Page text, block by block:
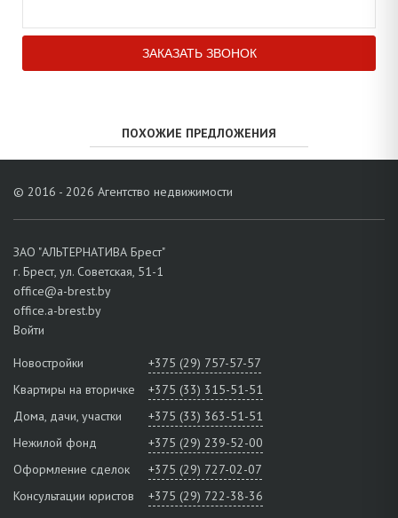
ПОХОЖИЕ ПРЕДЛОЖЕНИЯ
© 2016 - 2026 Агентство недвижимости
ЗАО "АЛЬТЕРНАТИВА Брест"
г. Брест, ул. Советская, 51-1
office@a-brest.by
office.a-brest.by
Войти
Новостройки
+375 (29) 757-57-57
Квартиры на вторичке
+375 (33) 315-51-51
Дома, дачи, участки
+375 (33) 363-51-51
Нежилой фонд
+375 (29) 239-52-00
Оформление сделок
+375 (29) 727-02-07
Консультации юристов
+375 (29) 722-38-36